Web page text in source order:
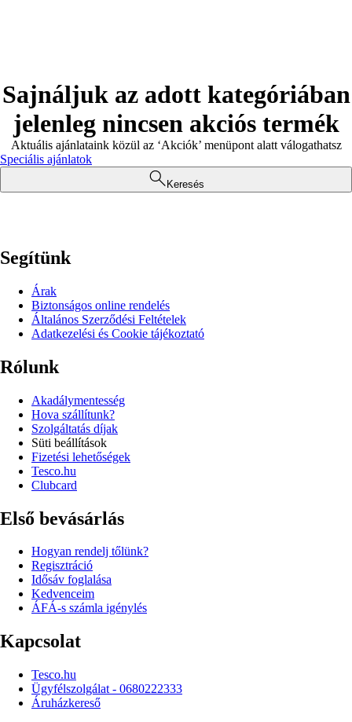
Sajnáljuk az adott kategóriában
jelenleg nincsen akciós termék
Aktuális ajánlataink közül az ‘Akciók’ menüpont alatt válogathatsz
Speciális ajánlatok
Keresés
Segítünk
Árak
Biztonságos online rendelés
Általános Szerződési Feltételek
Adatkezelési és Cookie tájékoztató
Rólunk
Akadálymentesség
Hova szállítunk?
Szolgáltatás díjak
Süti beállítások
Fizetési lehetőségek
Tesco.hu
Clubcard
Első bevásárlás
Hogyan rendelj tőlünk?
Regisztráció
Idősáv foglalása
Kedvenceim
ÁFÁ-s számla igénylés
Kapcsolat
Tesco.hu
Ügyfélszolgálat - 0680222333
Áruházkereső